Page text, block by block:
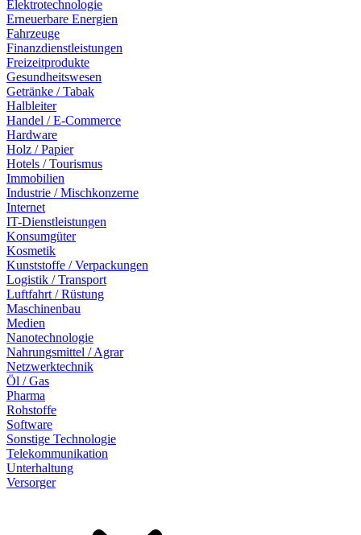
Elektrotechnologie
Erneuerbare Energien
Fahrzeuge
Finanzdienstleistungen
Freizeitprodukte
Gesundheitswesen
Getränke / Tabak
Halbleiter
Handel / E-Commerce
Hardware
Holz / Papier
Hotels / Tourismus
Immobilien
Industrie / Mischkonzerne
Internet
IT-Dienstleistungen
Konsumgüter
Kosmetik
Kunststoffe / Verpackungen
Logistik / Transport
Luftfahrt / Rüstung
Maschinenbau
Medien
Nanotechnologie
Nahrungsmittel / Agrar
Netzwerktechnik
Öl / Gas
Pharma
Rohstoffe
Software
Sonstige Technologie
Telekommunikation
Unterhaltung
Versorger